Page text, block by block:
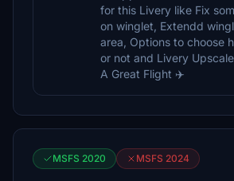
for this Livery like Fix
on winglet, Extendd
area, Options to choose
or not and Livery
A Great Flight ✈️
MSFS 2020 MSFS 2024